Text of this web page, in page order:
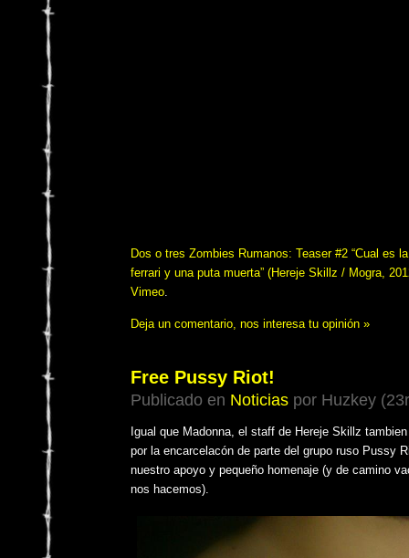
Dos o tres Zombies Rumanos: Teaser #2 “Cual es
ferrari y una puta muerta” (Hereje Skillz / Mogra,
Vimeo.
Deja un comentario, nos interesa tu opinión »
Free Pussy Riot!
Publicado en Noticiaspor Huzkey
Igual que Madonna, el staff de Hereje Skillz
por la encarcelacón de parte del grupo ruso Pussy
nuestro apoyo y pequeño homenaje (y de camino
nos hacemos).